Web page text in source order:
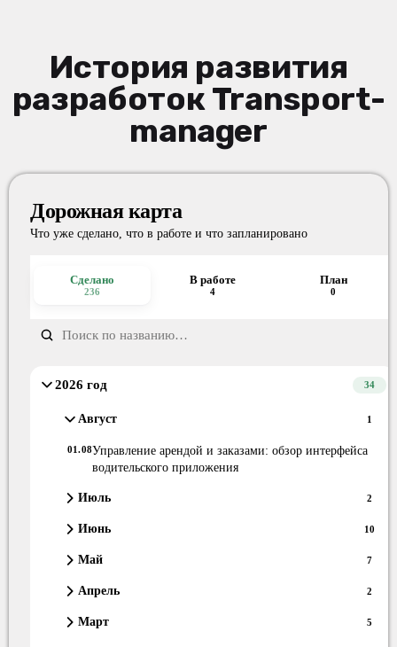
История развития
разработок Transport-
manager